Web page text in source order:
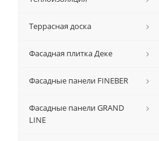
Террасная доска
Фасадная плитка Деке
Фасадные панели FINEBER
Фасадные панели GRAND
LINE